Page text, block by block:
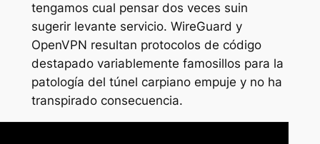
tengamos cual pensar dos veces suin
sugerir levante servicio. WireGuard y
OpenVPN resultan protocolos de código
destapado variablemente famosillos para la
patologí­a del túnel carpiano empuje y no ha
transpirado consecuencia.